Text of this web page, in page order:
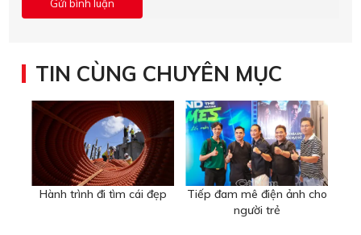
TIN CÙNG CHUYÊN MỤC
Hành trình đi tìm cái đẹp
Tiếp đam mê điện ảnh cho
người trẻ